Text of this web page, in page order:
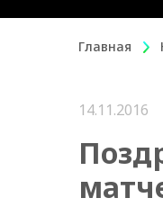
Главная
14.11.2016